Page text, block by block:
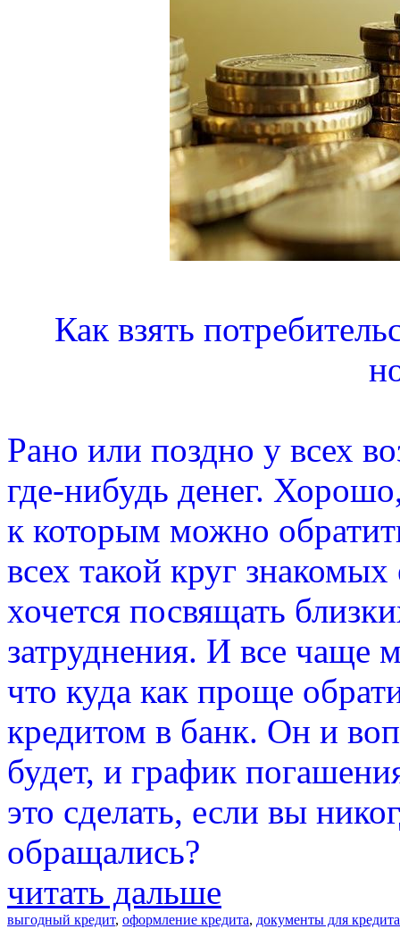
Как взять
Рано или поздно у всех
где-нибудь денег.
к которым можно
всех такой круг
хочется посвящать
затруднения. И все чаще
что куда как проще
кредитом в банк. Он и
будет, и график
это сделать, если вы
обращались?
читать дальше
выгодный кредит, оформление кредита, документы для кредита